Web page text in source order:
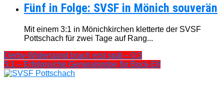
Fünf in Folge: SVSF in Mönich souverän
Mit einem 3:1 in Mönichkirchen kletterte der SVSF
Pottschach für zwei Tage auf Rang...
Derby-Widerstand brach erst spät – 0:3
5:1 – Erfolgreiche Generalprobe für Bock-Elf